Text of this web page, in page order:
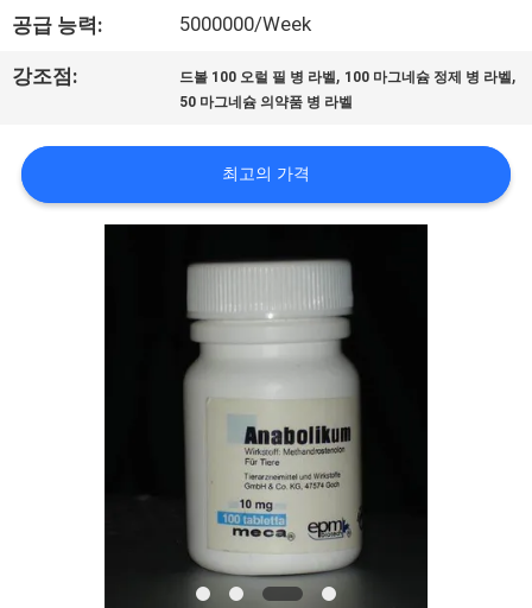
여
행
품
질
공급 능력: 5000000/Week
강조점: 드볼 100 오럴 필 병 라벨, 100 마그네슘 정제 병 라벨,
50 마그네슘 의약품 병 라벨
최고의 가격